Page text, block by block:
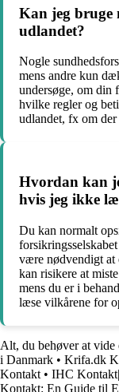
Kan jeg bruge
udlandet?
Nogle
mens andre kun
undersøge, om din
hvilke regler og
udlandet, fx om
Hvordan kan
hvis jeg ikke
Du kan normalt
være nødvendigt at
kan risikere at
mens du er i
læse vilkårene for
Alt, du behøver at
i Danmark • Krifa.dk
Kontakt • IHC
Kontakt: En Guide til